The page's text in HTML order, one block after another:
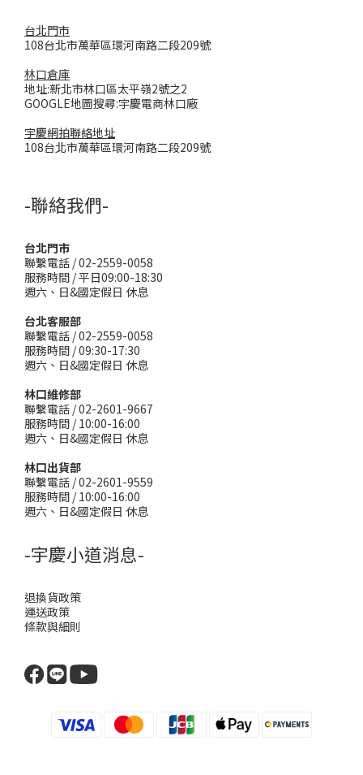
台北門市
108台北市萬華區環河南路二段209號
林口倉庫
地址:新北市林口區太平嶺2號之2
GOOGLE地圖搜尋:宇慶電商林口廠
宇慶網拍聯絡地址
108台北市萬華區環河南路二段209號
-聯絡我們-
台北門市
聯繫電話 / 02-2559-0058
服務時間 / 平日09:00-18:30
週六、日&國定假日 休息
台北客服部
聯繫電話 / 02-2559-0058
服務時間 / 09:30-17:30
週六、日&國定假日 休息
林口維修部
聯繫電話 / 02-2601-9667
服務時間 / 10:00-16:00
週六、日&國定假日 休息
林口出貨部
聯繫電話 / 02-2601-9559
服務時間 / 10:00-16:00
週六、日&國定假日 休息
-宇慶小道消息-
退換貨政策
運送政策
條款與細則